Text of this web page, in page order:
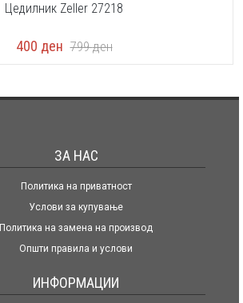
Цедилник Zeller 27218
400 ден 799ден
ЗА НАС
Политика на приватност
Услови за купување
Политика на замена на производ
Општи правила и услови
ИНФОРМАЦИИ